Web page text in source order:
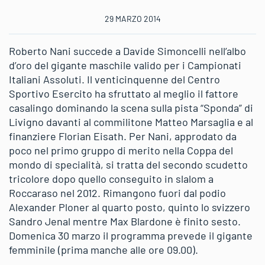
29 MARZO 2014
Roberto Nani succede a Davide Simoncelli nell’albo
d’oro del gigante maschile valido per i Campionati
Italiani Assoluti. Il venticinquenne del Centro
Sportivo Esercito ha sfruttato al meglio il fattore
casalingo dominando la scena sulla pista “Sponda” di
Livigno davanti al commilitone Matteo Marsaglia e al
finanziere Florian Eisath. Per Nani, approdato da
poco nel primo gruppo di merito nella Coppa del
mondo di specialità, si tratta del secondo scudetto
tricolore dopo quello conseguito in slalom a
Roccaraso nel 2012. Rimangono fuori dal podio
Alexander Ploner al quarto posto, quinto lo svizzero
Sandro Jenal mentre Max Blardone è finito sesto.
Domenica 30 marzo il programma prevede il gigante
femminile (prima manche alle ore 09.00).